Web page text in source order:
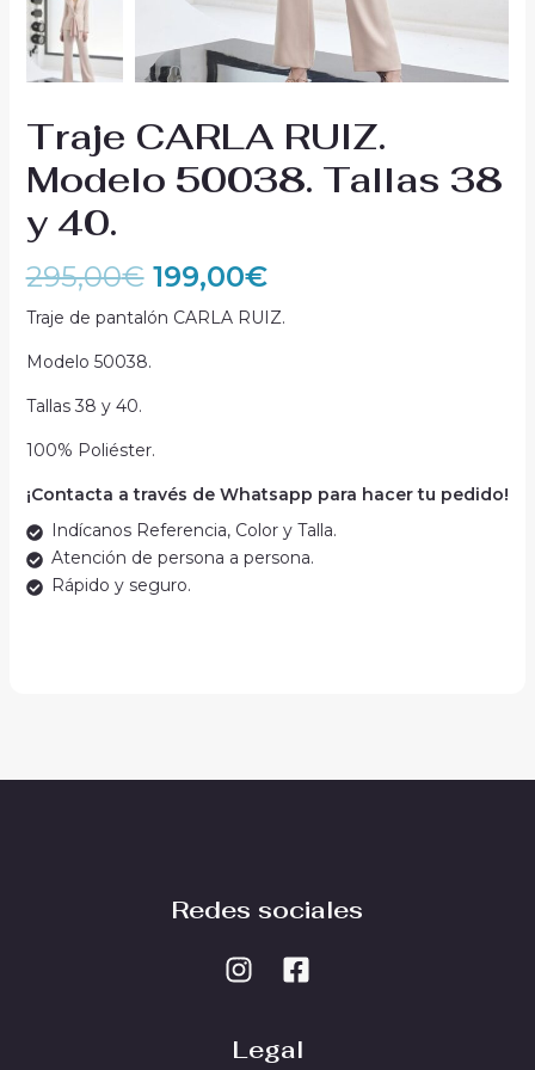
Traje CARLA RUIZ.
Modelo 50038. Tallas 38
y 40.
295,00€ 199,00€
Traje de pantalón CARLA RUIZ.
Modelo 50038.
Tallas 38 y 40.
100% Poliéster.
¡Contacta a través de Whatsapp para hacer tu pedido!
Indícanos Referencia, Color y Talla.
Atención de persona a persona.
Rápido y seguro.
Redes sociales
Legal